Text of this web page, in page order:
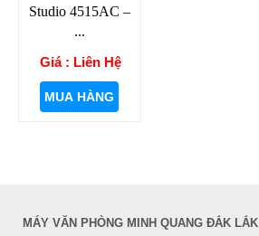
Studio 4515AC –
...
Giá : Liên Hệ
MUA HÀNG
MÁY VĂN PHÒNG MINH QUANG ĐẮK LẮK